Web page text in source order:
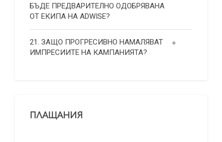
БЪДЕ ПРЕДВАРИТЕЛНО ОДОБРЯВАНА
ОТ ЕКИПА НА ADWISE?
21. ЗАЩО ПРОГРЕСИВНО НАМАЛЯВАТ
ИМПРЕСИИТЕ НА КАМПАНИЯТА?
ПЛАЩАНИЯ